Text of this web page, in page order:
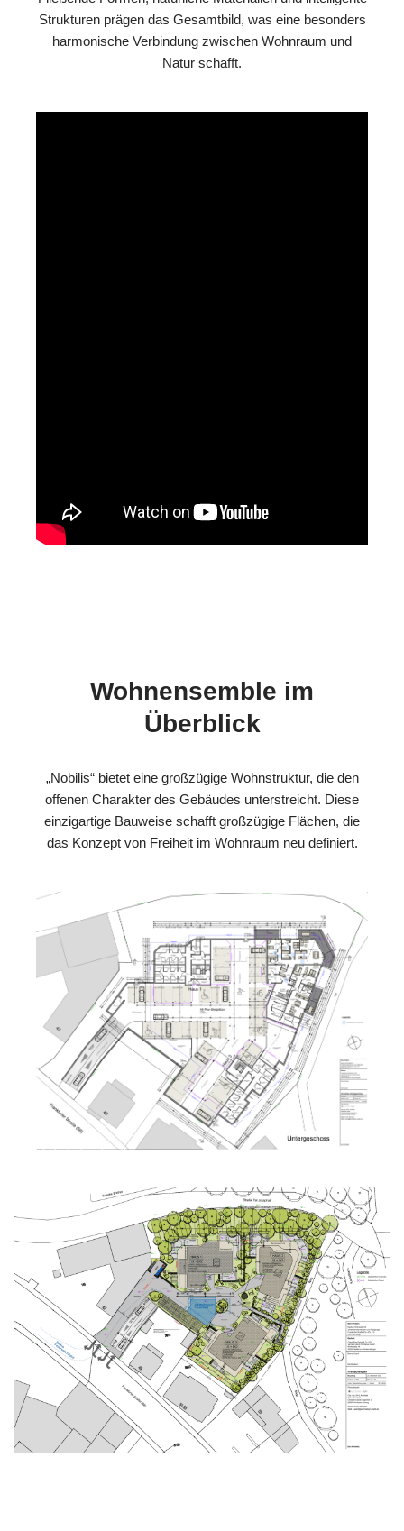
Strukturen prägen das Gesamtbild, was eine besonders
harmonische Verbindung zwischen Wohnraum und
Natur schafft.
Wohnensemble im
Überblick
„Nobilis“ bietet eine großzügige Wohnstruktur, die den
offenen Charakter des Gebäudes unterstreicht. Diese
einzigartige Bauweise schafft großzügige Flächen, die
das Konzept von Freiheit im Wohnraum neu definiert.